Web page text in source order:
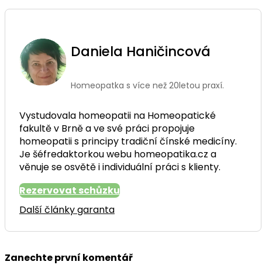
Daniela Haničincová
Homeopatka s více než 20letou praxí.
Vystudovala homeopatii na Homeopatické
fakultě v Brně a ve své práci propojuje
homeopatii s principy tradiční čínské medicíny.
Je šéfredaktorkou webu homeopatika.cz a
věnuje se osvětě i individuální práci s klienty.
Rezervovat schůzku
Další články garanta
Zanechte první komentář